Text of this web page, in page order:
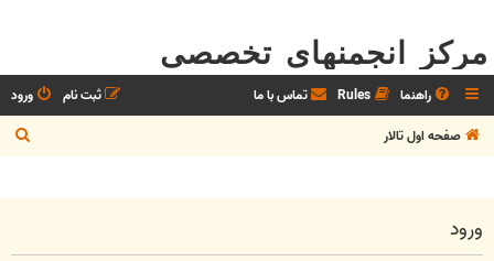
مرکز انجمنهای تخصصی
راهنما Rules تماس با ما ورود
ثبت نام
صفحه اول تالار
س
و
ورود